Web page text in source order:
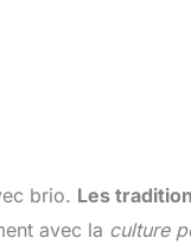
brio. Les
avec la culture